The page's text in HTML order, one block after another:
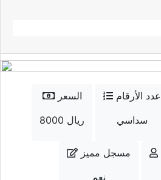
السعر
8000 ريال
عدد الأرقام
سداسي
مسجل مميز
نعم